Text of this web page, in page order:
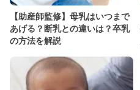
【助産師監修】母乳はいつまで
あげる？断乳との違いは？卒乳
の方法を解説